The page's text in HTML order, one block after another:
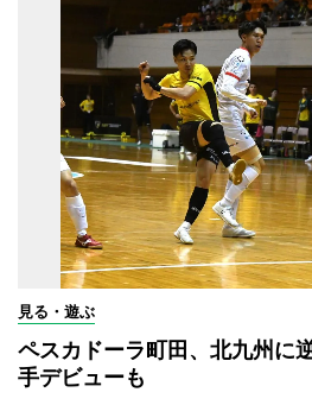
見る・遊ぶ
ペスカドーラ町田、北九州
手デビューも